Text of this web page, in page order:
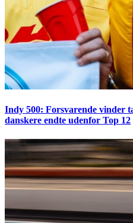
Indy 500: Forsvarende vinder
danskere endte udenfor Top 12